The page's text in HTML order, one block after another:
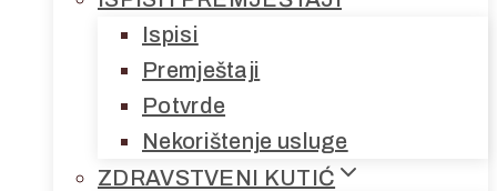
Ispisi
Premještaji
Potvrde
Nekorištenje usluge
ZDRAVSTVENI KUTIĆ